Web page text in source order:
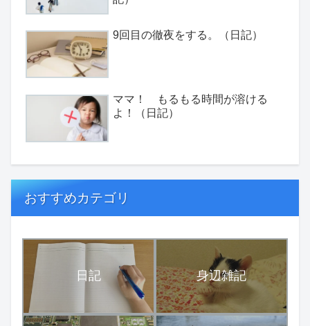
9回目の徹夜をする。（日記）
ママ！ もるもる時間が溶ける
よ！（日記）
おすすめカテゴリ
日記 身辺雑記